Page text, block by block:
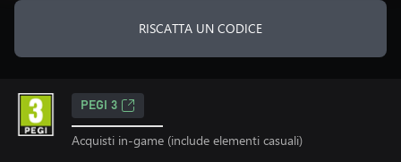
RISCATTA UN CODICE
PEGI 3
Acquisti in-game (include elementi casuali)